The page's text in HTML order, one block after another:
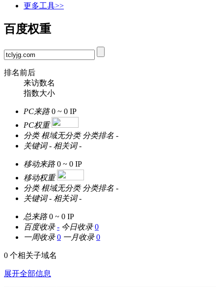
更多工具>>
百度权重
排名前后
来访数名
指数大小
PC来路 0 ~ 0 IP
PC权重
分类 根域无分类 分类排名 -
关键词 - 相关词 -
移动来路 0 ~ 0 IP
移动权重
分类 根域无分类 分类排名 -
关键词 - 相关词 -
总来路 0 ~ 0 IP
百度收录 - 今日收录 0
一周收录 0 一月收录 0
0 个相关子域名
展开全部信息